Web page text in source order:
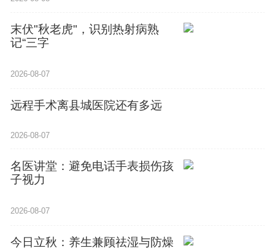
末伏"秋老虎"，识别热射病熟
记“三字
2026-08-07
远程手术离县城医院还有多远
2026-08-07
名医讲堂：避免电话手表损伤孩
子视力
2026-08-07
今日立秋：养生兼顾祛湿与防燥